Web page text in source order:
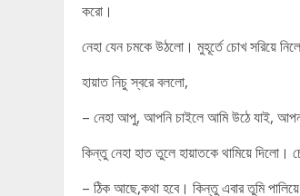
করো।
নেহা যেন চমকে উঠলো। মুহূর্তে চোখ সরিয়ে
হায়াত নিচু স্বরে বললো,
– নেহা আপু, আপনি চাইলে আমি উঠে যাই,
কিন্তু নেহা হাত তুলে হায়াতকে থামিয়ে
– ঠিক আছে,কথা হবে। কিন্তু এবার তুমি